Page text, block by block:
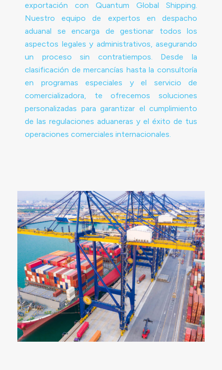
exportación con Quantum Global Shipping.
Nuestro equipo de expertos en despacho
aduanal se encarga de gestionar todos los
aspectos legales y administrativos, asegurando
un proceso sin contratiempos. Desde la
clasificación de mercancías hasta la consultoría
en programas especiales y el servicio de
comercializadora, te ofrecemos soluciones
personalizadas para garantizar el cumplimiento
de las regulaciones aduaneras y el éxito de tus
operaciones comerciales internacionales.